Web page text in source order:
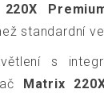
standardní
s
Matrix